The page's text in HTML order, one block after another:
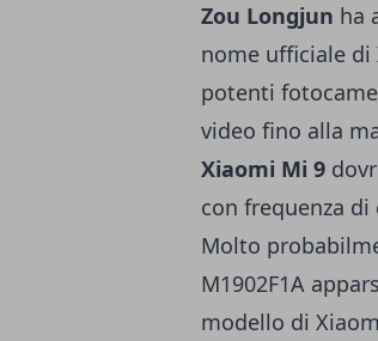
Zou Longjun ha
nome ufficiale di
potenti
video fino alla
Xiaomi Mi 9
con frequenza di
Molto
M1902F1A
modello di